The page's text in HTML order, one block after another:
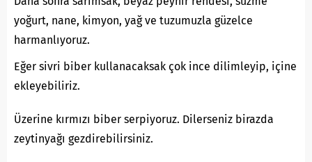
yoğurt, nane, kimyon, yağ ve tuzumuzla güzelce
harmanlıyoruz.
Eğer sivri biber kullanacaksak çok ince dilimleyip, içine
ekleyebiliriz.
Üzerine kırmızı biber serpiyoruz. Dilerseniz birazda
zeytinyağı gezdirebilirsiniz.